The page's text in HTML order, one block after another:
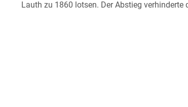
Lauth zu 1860 lotsen. Der Abstieg verhinderte